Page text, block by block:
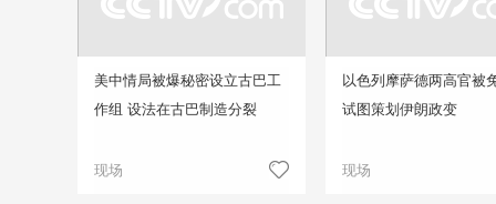
美中情局被爆秘密设立古巴工
作组 设法在古巴制造分裂
现场
以色列摩萨德两高官被
试图策划伊朗政变
现场